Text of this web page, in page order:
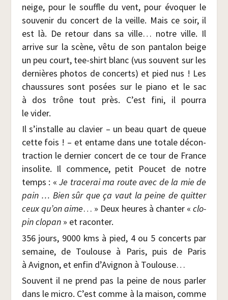
neige, pour le souffle du vent, pour évo­quer le
sou­ve­nir du concert de la veille. Mais ce soir, il
est là. De retour dans sa ville… notre ville. Il
arrive sur la scène, vêtu de son pan­ta­lon beige
un peu court, tee-shirt blanc (vus sou­vent sur les
der­nières pho­tos de concerts) et pied nus ! Les
chaus­sures sont posées sur le pia­no et le sac
à dos trône tout près. C’est fini, il pour­ra
le vider.
Il s’installe au cla­vier – un beau quart de queue
cette fois ! – et entame dans une totale décon­
trac­tion le der­nier concert de ce tour de France
inso­lite. Il com­mence, petit Pou­cet de notre
temps : «Je tra­ce­rai ma route avec de la mie de
pain … Bien sûr que ça vaut la peine de quit­ter
ceux qu’on aime… » Deux heures à chan­ter «clo­
pin clo­pan» et raconter.
356 jours, 9000 kms à pied, 4 ou 5 concerts par
semaine, de Tou­louse à Paris, puis de Paris
à Avi­gnon, et enfin d’Avignon à Toulouse…
Sou­vent il ne prend pas la peine de nous par­ler
dans le micro. C’est comme à la mai­son, comme